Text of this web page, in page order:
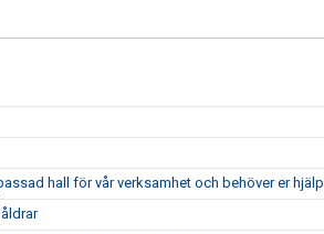
hall för vår verksamhet och behöver er hjälp